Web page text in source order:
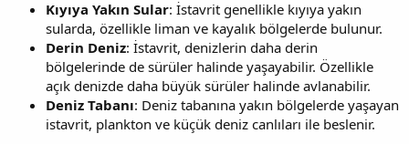
Kıyıya Yakın Sular: İstavrit genellikle kıyıya yakın
sularda, özellikle liman ve kayalık bölgelerde bulunur.
Derin Deniz: İstavrit, denizlerin daha derin
bölgelerinde de sürüler halinde yaşayabilir. Özellikle
açık denizde daha büyük sürüler halinde avlanabilir.
Deniz Tabanı: Deniz tabanına yakın bölgelerde yaşayan
istavrit, plankton ve küçük deniz canlıları ile beslenir.